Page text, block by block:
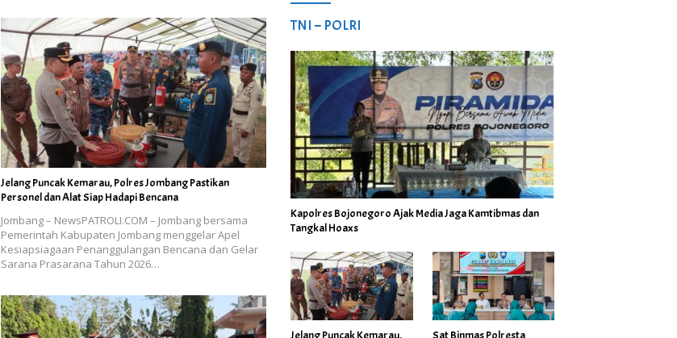
Jelang Puncak Kemarau, Polres Jombang Pastikan
Personel dan Alat Siap Hadapi Bencana
Jombang – NewsPATROLI.COM – Jombang bersama
Pemerintah Kabupaten Jombang menggelar Apel
Kesiapsiagaan Penanggulangan Bencana dan Gelar
Sarana Prasarana Tahun 2026…
TNI – POLRI
Kapolres Bojonegoro Ajak Media Jaga Kamtibmas dan
Tangkal Hoaxs